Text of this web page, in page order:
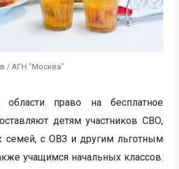
/ АГН "Москва"
право на бесплатное
детям участников СВО,
семей, с ОВЗ и другим льготным
учащимся начальных классов.